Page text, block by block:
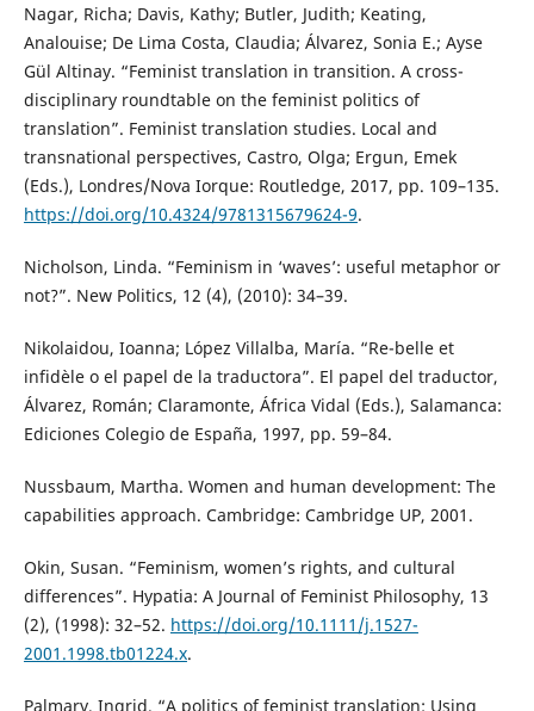
Nagar, Richa; Davis, Kathy; Butler, Judith; Keating,
Analouise; De Lima Costa, Claudia; Álvarez, Sonia E.; Ayse
Gül Altinay. “Feminist translation in transition. A cross-
disciplinary roundtable on the feminist politics of
translation”. Feminist translation studies. Local and
transnational perspectives, Castro, Olga; Ergun, Emek
(Eds.), Londres/Nova Iorque: Routledge, 2017, pp. 109–135.
https://doi.org/10.4324/9781315679624-9.
Nicholson, Linda. “Feminism in ‘waves’: useful metaphor or
not?”. New Politics, 12 (4), (2010): 34–39.
Nikolaidou, Ioanna; López Villalba, María. “Re-belle et
infidèle o el papel de la traductora”. El papel del traductor,
Álvarez, Román; Claramonte, África Vidal (Eds.), Salamanca:
Ediciones Colegio de España, 1997, pp. 59–84.
Nussbaum, Martha. Women and human development: The
capabilities approach. Cambridge: Cambridge UP, 2001.
Okin, Susan. “Feminism, women’s rights, and cultural
differences”. Hypatia: A Journal of Feminist Philosophy, 13
(2), (1998): 32–52. https://doi.org/10.1111/j.1527-
2001.1998.tb01224.x.
Palmary, Ingrid. “A politics of feminist translation: Using